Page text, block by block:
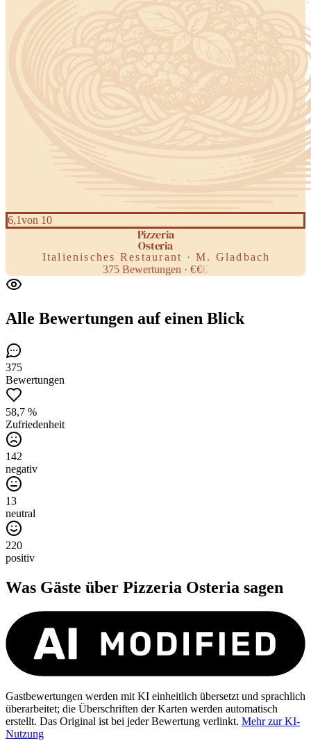
6,1von 10
Pizzeria
Osteria
Italienisches Restaurant · M. Gladbach
375 Bewertungen ·€€€
Alle Bewertungen auf einen Blick
375
Bewertungen
58,7 %
Zufriedenheit
142
negativ
13
neutral
220
positiv
Was Gäste über Pizzeria Osteria sagen
Gastbewertungen werden mit KI einheitlich übersetzt und sprachlich
überarbeitet; die Überschriften der Karten werden automatisch
erstellt. Das Original ist bei jeder Bewertung verlinkt. Mehr zur KI-
Nutzung